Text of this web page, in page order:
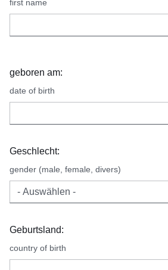
first name
geboren am:
date of birth
Geschlecht:
gender (male, female, divers)
Geburtsland:
country of birth